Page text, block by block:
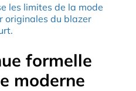
les limites de la mode
originales du blazer
formelle
moderne